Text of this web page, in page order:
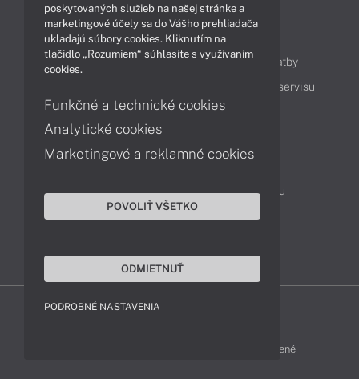
Obsah
Ako nakupovať
Možnosti doručenia a platby
Cenník servisu
Kontakty
Servisné oddelenie
Reklamácia tovaru
MSI-SHOP © 2017 - 2026 Všetky práva vyhradené
poskytovaných služieb na našej stránke a
marketingové účely sa do Vášho prehliadača
ukladajú súbory cookies. Kliknutím na
tlačidlo „Rozumiem“ súhlasíte s využívaním
cookies.
Funkčné a technické cookies
Analytické cookies
Marketingové a reklamné cookies
POVOLIŤ VŠETKO
ODMIETNUŤ
PODROBNÉ NASTAVENIA